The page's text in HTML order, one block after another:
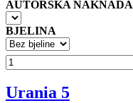
AUTORSKA NAKNADA
BJELINA
Urania 5